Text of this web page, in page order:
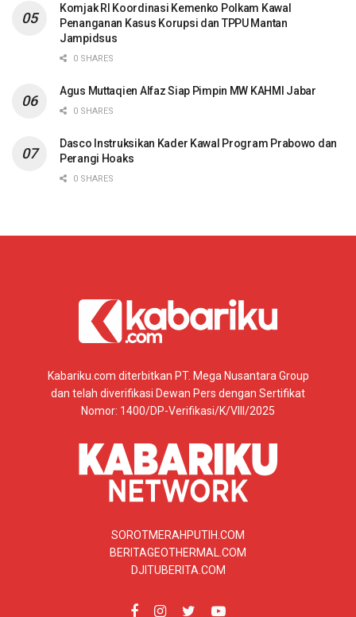
Komjak RI Koordinasi Kemenko Polkam Kawal
Penanganan Kasus Korupsi dan TPPU Mantan
Jampidsus
0 SHARES
Agus Muttaqien Alfaz Siap Pimpin MW KAHMI Jabar
0 SHARES
Dasco Instruksikan Kader Kawal Program Prabowo dan
Perangi Hoaks
0 SHARES
Kabariku.com diterbitkan PT. Mega Nusantara Group
dan telah diverifikasi Dewan Pers dengan Sertifikat
Nomor: 1400/DP-Verifikasi/K/VIII/2025
SOROTMERAHPUTIH.COM
BERITAGEOTHERMAL.COM
DJITUBERITA.COM